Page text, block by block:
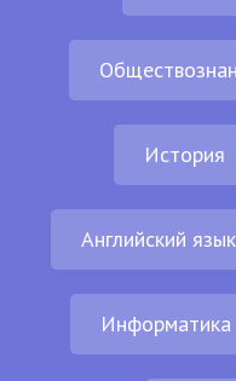
История
Английский язык
Информатика